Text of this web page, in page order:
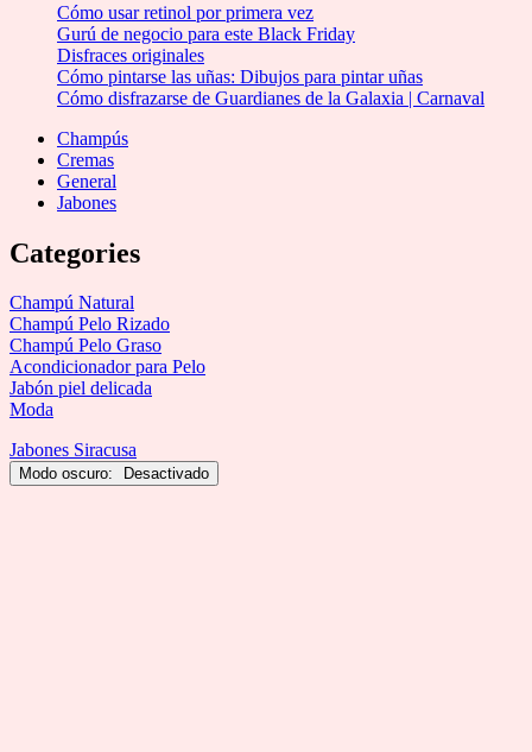
Cómo usar retinol por primera vez
Gurú de negocio para este Black Friday
Disfraces originales
Cómo pintarse las uñas: Dibujos para pintar uñas
Cómo disfrazarse de Guardianes de la Galaxia | Carnaval
Champús
Cremas
General
Jabones
Categories
Champú Natural
Champú Pelo Rizado
Champú Pelo Graso
Acondicionador para Pelo
Jabón piel delicada
Moda
Jabones Siracusa
Modo oscuro: